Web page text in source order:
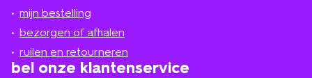
mijn bestelling
bezorgen of afhalen
ruilen en retourneren
bel onze klantenservice
in
de
buurt